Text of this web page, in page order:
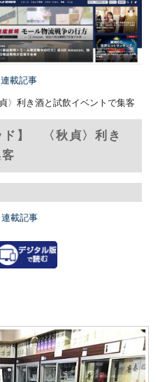
連載記事
〉利き酒と試飲イベントで集客
ド】 〈秋貞〉利き
連載記事